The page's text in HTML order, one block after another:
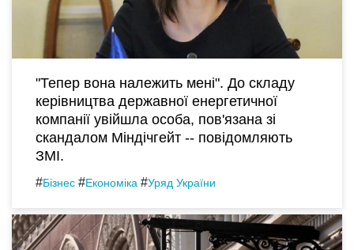
"Тепер вона належить мені". До складу
керівництва державної енергетичної
компанії увійшла особа, пов'язана зі
скандалом Міндічгейт -- повідомляють
ЗМІ.
#Бізнес #Економіка #Уряд України